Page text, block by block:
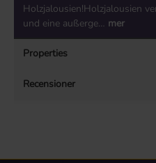
Holzjalousien!Holzjalousien
und eine außerge… mer
Properties
Recensioner